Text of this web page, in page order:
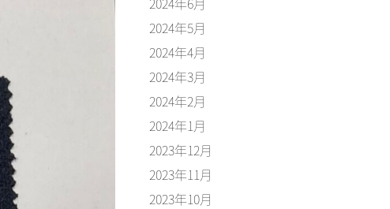
2024年5月
2024年4月
2024年3月
2024年2月
2024年1月
2023年12月
2023年11月
2023年10月